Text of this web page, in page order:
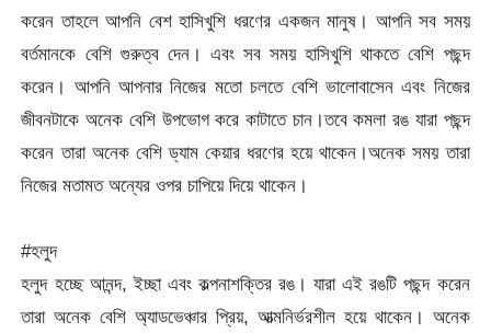
করেন তাহলে আপনি বেশ হাসিখুশি ধরণের একজন মানুষ। আপনি সব সময়
বর্তমানকে বেশি গুরুত্ব দেন। এবং সব সময় হাসিখুশি থাকতে বেশি পছন্দ
করেন। আপনি আপনার নিজের মতো চলতে বেশি ভালোবাসেন এবং নিজের
জীবনটাকে অনেক বেশি উপভোগ করে কাটাতে চান।তবে কমলা রঙ যারা পছন্দ
করেন তারা অনেক বেশি ড্যাম কেয়ার ধরণের হয়ে থাকেন।অনেক সময় তারা
নিজের মতামত অন্যের ওপর চাপিয়ে দিয়ে থাকেন।
#হলুদ
হলুদ হচ্ছে আনন্দ, ইচ্ছা এবং কল্পনাশক্তির রঙ। যারা এই রঙটি পছন্দ করেন
তারা অনেক বেশি অ্যাডভেঞ্চার প্রিয়, আত্মনির্ভরশীল হয়ে থাকেন। অনেক